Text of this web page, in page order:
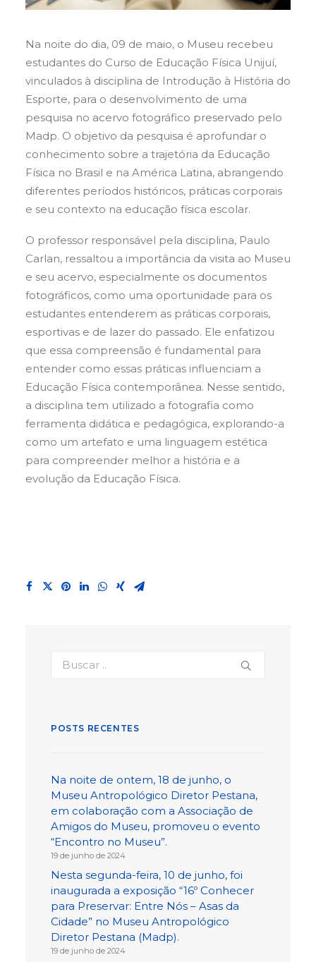
Na noite do dia, 09 de maio, o Museu recebeu
estudantes do Curso de Educação Física Unijuí,
vinculados à disciplina de Introdução à História do
Esporte, para o desenvolvimento de uma
pesquisa no acervo fotográfico preservado pelo
Madp. O objetivo da pesquisa é aprofundar o
conhecimento sobre a trajetória da Educação
Física no Brasil e na América Latina, abrangendo
diferentes períodos históricos, práticas corporais
e seu contexto na educação física escolar.
O professor responsável pela disciplina, Paulo
Carlan, ressaltou a importância da visita ao Museu
e seu acervo, especialmente os documentos
fotográficos, como uma oportunidade para os
estudantes entenderem as práticas corporais,
esportivas e de lazer do passado. Ele enfatizou
que essa compreensão é fundamental para
entender como essas práticas influenciam a
Educação Física contemporânea. Nesse sentido,
a disciplina tem utilizado a fotografia como
ferramenta didática e pedagógica, explorando-a
como um artefato e uma linguagem estética
para compreender melhor a história e a
evolução da Educação Física.
POSTS RECENTES
Na noite de ontem, 18 de junho, o
Museu Antropológico Diretor Pestana,
em colaboração com a Associação de
Amigos do Museu, promoveu o evento
“Encontro no Museu”.
19 de junho de 2024
Nesta segunda-feira, 10 de junho, foi
inaugurada a exposição “16º Conhecer
para Preservar: Entre Nós – Asas da
Cidade” no Museu Antropológico
Diretor Pestana (Madp).
19 de junho de 2024